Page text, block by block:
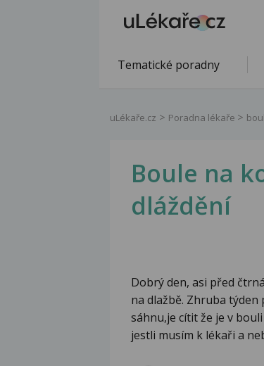
Tematické poradny
uLékaře.cz Poradna lékaře
Boule na
dláždění
Dobrý den, asi před
na dlažbě. Zhruba
sáhnu,je cítit že je v
jestli musím k lékaři a